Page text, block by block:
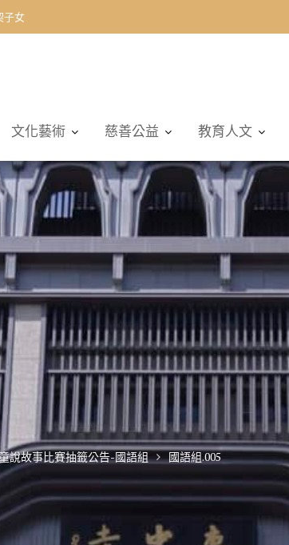
子女
文化藝術 慈善公益 教育人文
說故事比賽抽籤公告-國語組 國語組.005